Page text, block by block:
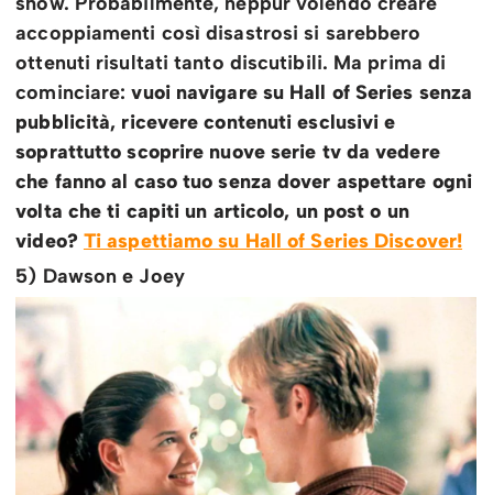
accoppiamenti così disastrosi si sarebbero
ottenuti risultati tanto discutibili. Ma prima di
cominciare:vuoi navigare su Hall of Series senza
pubblicità, ricevere contenuti esclusivi e
soprattutto scoprire nuove serie tv da vedere
che fanno al caso tuo senza dover aspettare ogni
volta che ti capiti un articolo, un post o un
video? Ti aspettiamo su Hall of Series Discover!
5) Dawson e Joey